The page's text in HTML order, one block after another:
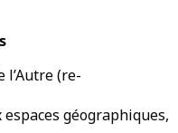
l’Autre (re-
géographiques,